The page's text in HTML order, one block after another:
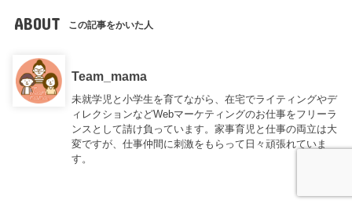
ABOUT この記事をかいた人
Team_mama
未就学児と小学生を育てながら、在宅でライティングやデ
ィレクションなどWebマーケティングのお仕事をフリーラ
ンスとして請け負っています。家事育児と仕事の両立は大
変ですが、仕事仲間に刺激をもらって日々頑張れていま
す。